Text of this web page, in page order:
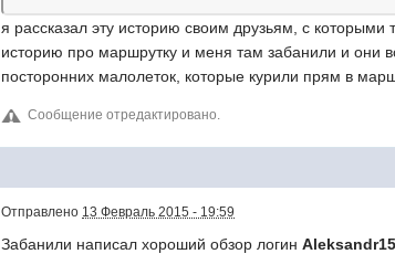
я рассказал эту историю своим друзьям, с которыми
историю про маршрутку и меня там забанили и они
посторонних малолеток, которые курили прям в
Сообщение отредактировано.
Отправлено 13 Февраль 2015 - 19:59
Забанили написал хороший обзор логин